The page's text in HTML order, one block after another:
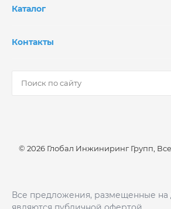
Каталог
Контакты
© 2026 Глобал Инжиниринг Групп,
Все предложения, размещенные на